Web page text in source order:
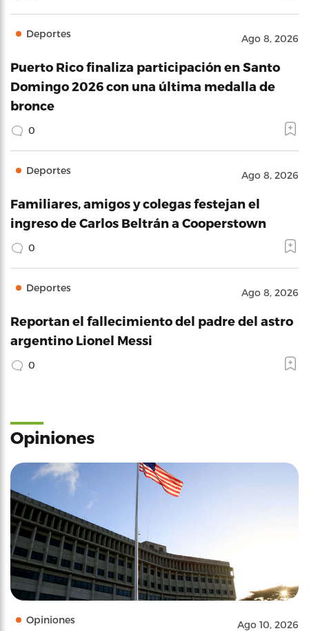
Deportes Ago 8, 2026
Puerto Rico finaliza participación en Santo
Domingo 2026 con una última medalla de
bronce
0
Deportes Ago 8, 2026
Familiares, amigos y colegas festejan el
ingreso de Carlos Beltrán a Cooperstown
0
Deportes Ago 8, 2026
Reportan el fallecimiento del padre del astro
argentino Lionel Messi
0
Opiniones
Opiniones Ago 10, 2026